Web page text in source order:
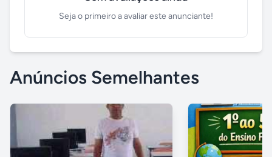
Seja o primeiro a avaliar este anunciante!
Anúncios Semelhantes